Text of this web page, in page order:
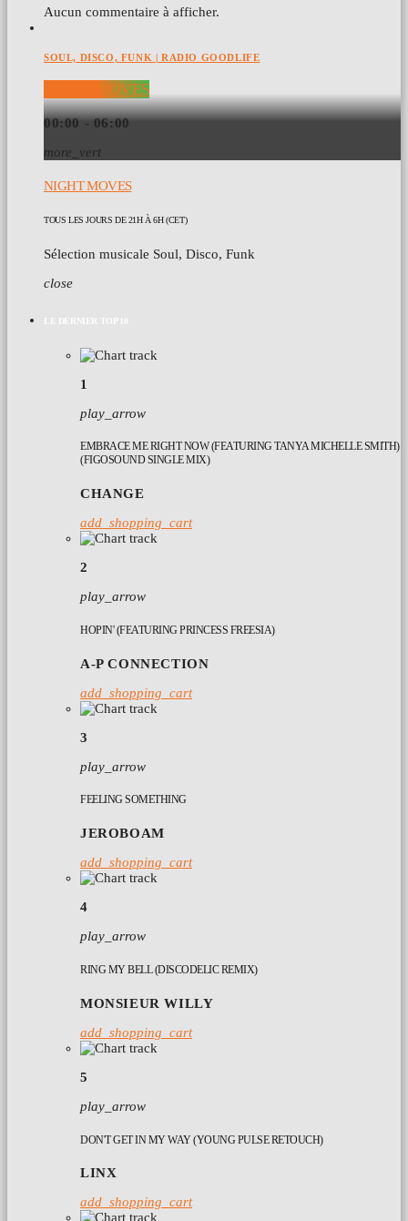
Aucun commentaire à afficher.
SOUL, DISCO, FUNK | RADIO GOODLIFE
NIGHT MOVES
00:00 - 06:00
more_vert
NIGHT MOVES
TOUS LES JOURS DE 21H À 6H (CET)
Sélection musicale Soul, Disco, Funk
close
LE DERNIER TOP 10
1
play_arrow
EMBRACE ME RIGHT NOW (FEATURING TANYA MICHELLE SMITH)
(FIGOSOUND SINGLE MIX)
CHANGE
add_shopping_cart
2
play_arrow
HOPIN' (FEATURING PRINCESS FREESIA)
A-P CONNECTION
add_shopping_cart
3
play_arrow
FEELING SOMETHING
JEROBOAM
add_shopping_cart
4
play_arrow
RING MY BELL (DISCODELIC REMIX)
MONSIEUR WILLY
add_shopping_cart
5
play_arrow
DON'T GET IN MY WAY (YOUNG PULSE RETOUCH)
LINX
add_shopping_cart